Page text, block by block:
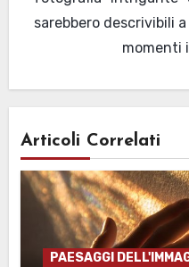
sarebbero descrivibili
momenti
Articoli Correlati
PAESAGGI